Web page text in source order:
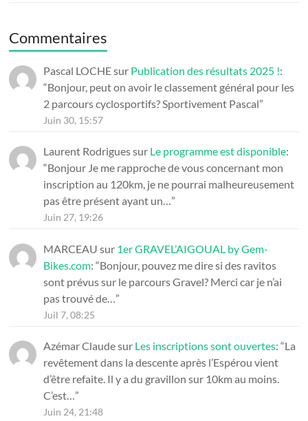
Commentaires
Pascal LOCHEsur Publication des résultats 2025 !:
“Bonjour, peut on avoir le classement général pour les
2 parcours cyclosportifs? Sportivement Pascal”
Juin 30, 15:57
Laurent Rodriguessur Le programme est disponible:
“Bonjour Je me rapproche de vous concernant mon
inscription au 120km, je ne pourrai malheureusement
pas être présent ayant un…”
Juin 27, 19:26
MARCEAU sur 1er GRAVEL’AIGOUAL by Gem-
Bikes.com: “Bonjour, pouvez me dire si des ravitos
sont prévus sur le parcours Gravel? Merci car je n’ai
pas trouvé de… ”
Juil 7, 08:25
Azémar Claudesur Les inscriptions sont ouvertes: “La
revêtement dans la descente après l’Espérou vient
d’être refaite. Il y a du gravillon sur 10km au moins.
C’est… ”
Juin 24, 21:48